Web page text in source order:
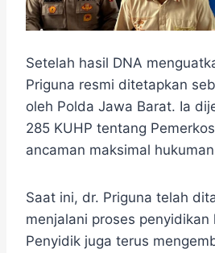
Setelah hasil DNA
Priguna resmi ditetapkan
oleh Polda Jawa Barat. Ia
285 KUHP tentang
ancaman maksimal
Saat ini, dr. Priguna telah
menjalani proses penyidikan
Penyidik juga terus